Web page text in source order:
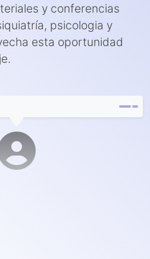
y conferencias
psicologia y
esta oportunidad